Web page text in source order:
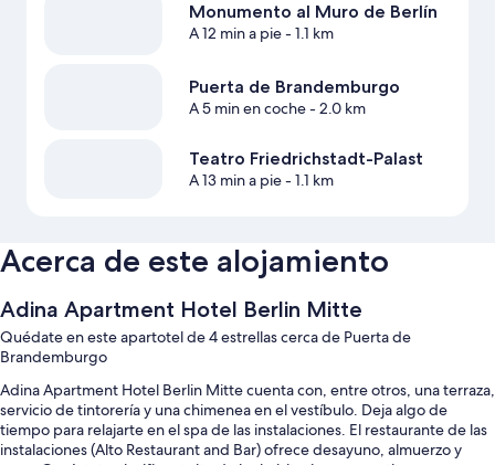
Monumento al Muro de Berlín
A 12 min a pie- 1.1 km
Puerta de Brandemburgo
A 5 min en coche- 2.0 km
Teatro Friedrichstadt-Palast
A 13 min a pie- 1.1 km
Acerca de este alojamiento
Adina Apartment Hotel Berlin Mitte
Quédate en este apartotel de 4 estrellas cerca de Puerta de
Brandemburgo
Adina Apartment Hotel Berlin Mitte cuenta con, entre otros, una terraza,
servicio de tintorería y una chimenea en el vestíbulo. Deja algo de
tiempo para relajarte en el spa de las instalaciones. El restaurante de las
instalaciones (Alto Restaurant and Bar) ofrece desayuno, almuerzo y